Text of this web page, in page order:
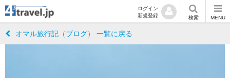
ログイン
新規登録
検索 MENU
オマル旅行記（ブログ） 一覧に戻る